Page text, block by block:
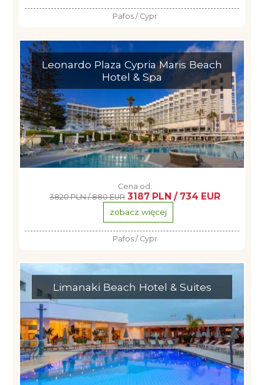
Pafos / Cypr
Leonardo Plaza Cypria Maris Beach
Hotel & Spa
Cena od:
3820 PLN / 880 EUR 3187 PLN / 734 EUR
zobacz więcej
Pafos / Cypr
Limanaki Beach Hotel & Suites